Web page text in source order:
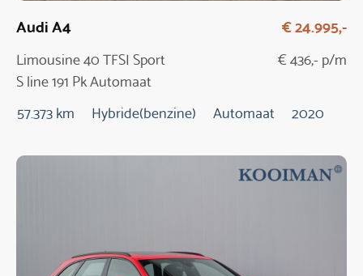
Audi A4
Limousine 40 TFSI Sport
S line 191 Pk Automaat
€ 24.995,-
€ 436,- p/m
57.373 km Hybride(benzine) Automaat 2020